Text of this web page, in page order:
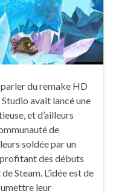
parler du remake HD
avait lancé une
et d’ailleurs
de
soldée par un
des débuts
Steam. L’idée est de
leur